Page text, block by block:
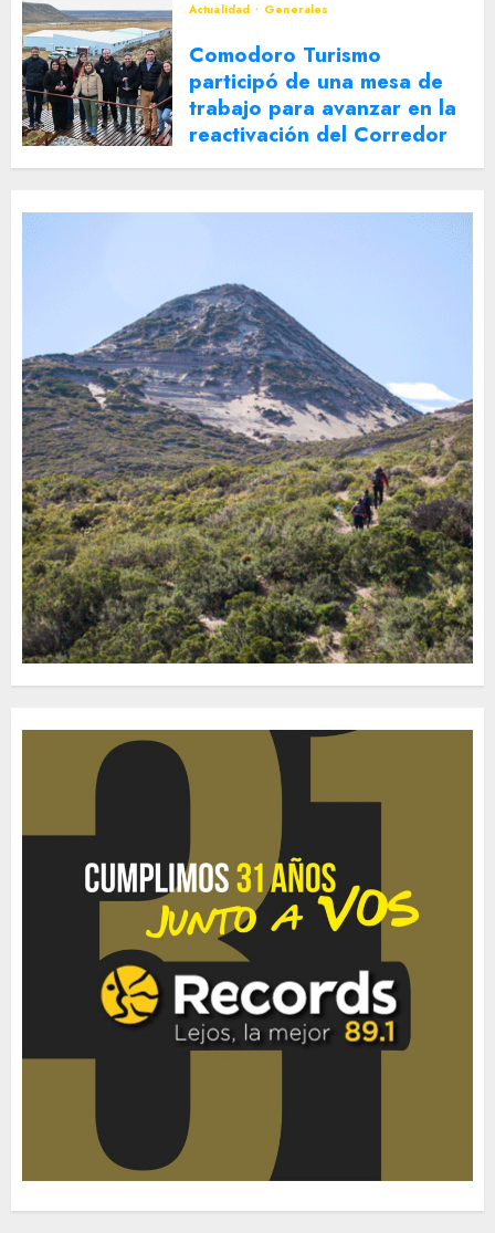
Actualidad
Generales
Comodoro Turismo
participó de una mesa de
trabajo para avanzar en la
reactivación del Corredor
Turístico Integrado